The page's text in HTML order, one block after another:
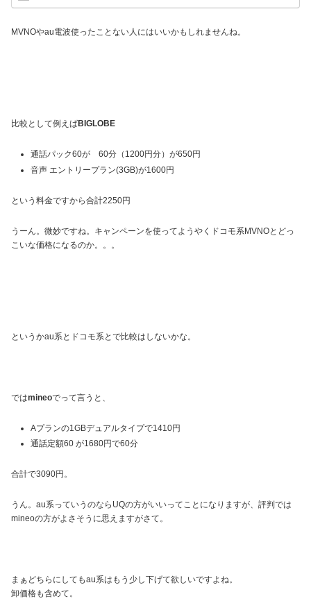
MVNOやau電波使ったことない人にはいいかもしれませんね。
比較として例えばBIGLOBE
通話パック60が 60分（1200円分）が650円
音声 エントリープラン(3GB)が1600円
という料金ですから合計2250円
うーん。微妙ですね。キャンペーンを使ってようやくドコモ系MVNOとどっ
こいな価格になるのか。。。
というかau系とドコモ系とで比較はしないかな。
ではmineoでって言うと、
Aプランの1GBデュアルタイプで1410円
通話定額60 が1680円で60分
合計で3090円。
うん。au系っていうのならUQの方がいいってことになりますが、評判では
mineoの方がよさそうに思えますがさて。
まぁどちらにしてもau系はもう少し下げて欲しいですよね。
卸価格も含めて。